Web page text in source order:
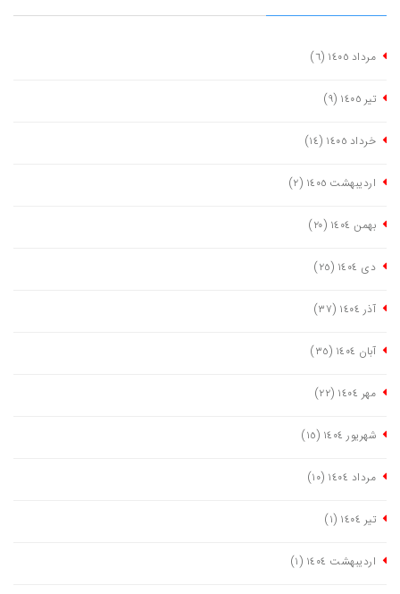
مرداد ١٤٠٥ (٦)
تیر ١٤٠٥ (٩)
خرداد ١٤٠٥ (١٤)
اردیبهشت ١٤٠٥ (٢)
بهمن ١٤٠٤ (٢٠)
دی ١٤٠٤ (٢٥)
آذر ١٤٠٤ (٣٧)
آبان ١٤٠٤ (٣٥)
مهر ١٤٠٤ (٢٢)
شهریور ١٤٠٤ (١٥)
مرداد ١٤٠٤ (١٠)
تیر ١٤٠٤ (١)
اردیبهشت ١٤٠٤ (١)